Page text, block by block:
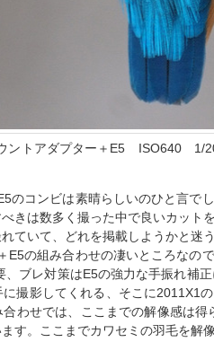
ウントアダプター＋E5 ISO640
のコンビは素晴らしいのひと言で
きは数多く撮った中で良いカット
ていて、どれを掲載しようかと迷
E5の組み合わせの凄いところなの
、ブレ対策はE5の強力な手振れ補
撮影してくれる、そこに2011X1
わせでは、ここまでの解像感は
す。ここまでカワセミの羽毛を解